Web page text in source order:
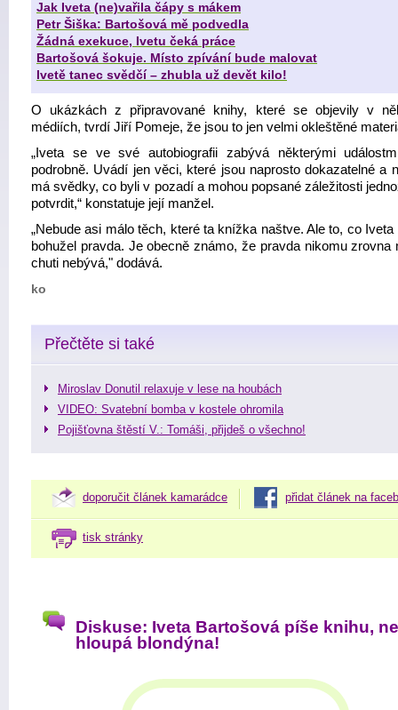
Jak Iveta (ne)vařila čápy s mákem
Petr Šiška: Bartošová mě podvedla
Žádná exekuce, Ivetu čeká práce
Bartošová šokuje. Místo zpívání bude malovat
Ivetě tanec svědčí – zhubla už devět kilo!
O ukázkách z připravované knihy, které se objevily v
médiích, tvrdí Jiří Pomeje, že jsou to jen velmi okleštěné
„Iveta se ve své autobiografii zabývá některými
podrobně. Uvádí jen věci, které jsou naprosto dokazatelné a
má svědky, co byli v pozadí a mohou popsané záležitosti
potvrdit,“ konstatuje její manžel.
„Nebude asi málo těch, které ta knížka naštve. Ale to, co Iveta
bohužel pravda. Je obecně známo, že pravda nikomu zrovna
chuti nebývá," dodává.
ko
Přečtěte si také
Miroslav Donutil relaxuje v lese na houbách
VIDEO: Svatební bomba v kostele ohromila
Pojišťovna štěstí V.: Tomáši, přijdeš o všechno!
doporučit článek kamarádce přidat článek na
tisk stránky
Diskuse: Iveta Bartošová píše knihu,
hloupá blondýna!